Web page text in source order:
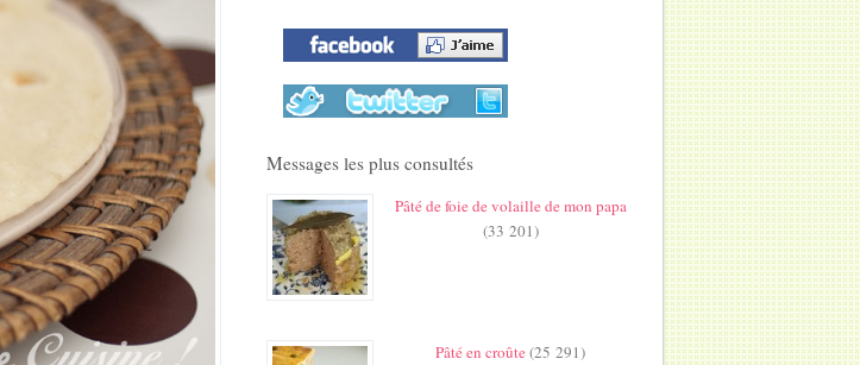
Messages les plus consultés
Pâté de foie de volaille de mon papa
(33 201)
Pâté en croûte(25 291)